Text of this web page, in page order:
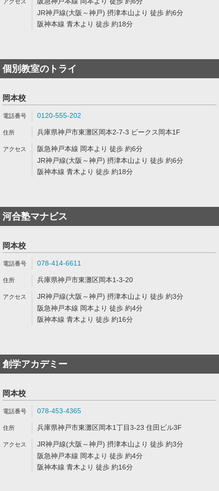
JR神戸線(大阪～神戸) 摂津本山より 徒歩 約6分
阪神本線 青木より 徒歩 約18分
個別教室のトライ
岡本校
0120-555-202
兵庫県神戸市東灘区岡本2-7-3 ピークス岡本1F
阪急神戸本線 岡本より 徒歩 約6分
JR神戸線(大阪～神戸) 摂津本山より 徒歩 約6分
阪神本線 青木より 徒歩 約18分
河合塾マナビス
岡本校
078-414-6611
兵庫県神戸市東灘区岡本1-3-20
JR神戸線(大阪～神戸) 摂津本山より 徒歩 約3分
阪急神戸本線 岡本より 徒歩 約4分
阪神本線 青木より 徒歩 約16分
創学アカデミー
岡本校
078-453-4365
兵庫県神戸市東灘区岡本1丁目3-23 住田ビル3F
JR神戸線(大阪～神戸) 摂津本山より 徒歩 約3分
阪急神戸本線 岡本より 徒歩 約4分
阪神本線 青木より 徒歩 約16分